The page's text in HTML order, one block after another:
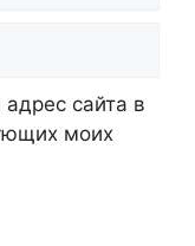
сайта в
моих